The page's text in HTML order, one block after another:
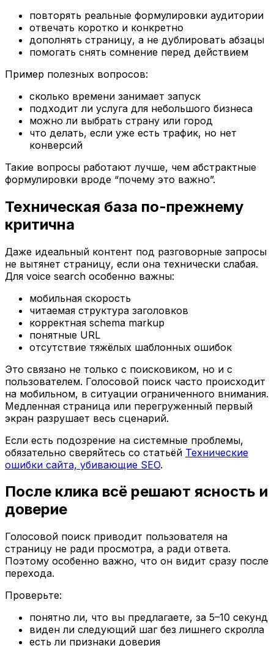
повторять реальные формулировки аудитории
отвечать коротко и конкретно
дополнять страницу, а не дублировать абзацы
помогать снять сомнение перед действием
Пример полезных вопросов:
сколько времени занимает запуск
подходит ли услуга для небольшого бизнеса
можно ли выбрать страну или город
что делать, если уже есть трафик, но нет
конверсий
Такие вопросы работают лучше, чем абстрактные
формулировки вроде “почему это важно”.
Техническая база по-прежнему
критична
Даже идеальный контент под разговорные запросы
не вытянет страницу, если она технически слабая.
Для voice search особенно важны:
мобильная скорость
читаемая структура заголовков
корректная schema markup
понятные URL
отсутствие тяжёлых шаблонных ошибок
Это связано не только с поисковиком, но и с
пользователем. Голосовой поиск часто происходит
на мобильном, в ситуации ограниченного внимания.
Медленная страница или перегруженный первый
экран разрушает весь сценарий.
Если есть подозрение на системные проблемы,
обязательно сверяйтесь со статьёй Технические
ошибки сайта, убивающие SEO.
После клика всё решают ясность и
доверие
Голосовой поиск приводит пользователя на
страницу не ради просмотра, а ради ответа.
Поэтому особенно важно, что он видит сразу после
перехода.
Проверьте:
понятно ли, что вы предлагаете, за 5–10 секунд
виден ли следующий шаг без лишнего скролла
есть ли признаки доверия